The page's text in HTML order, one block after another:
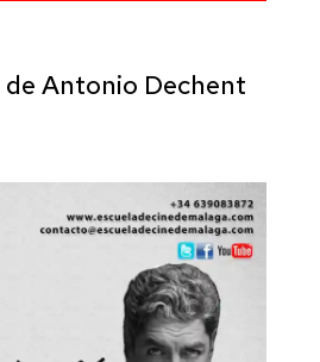
Antonio Dechent